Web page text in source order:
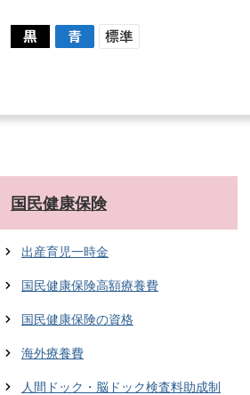
国民健康保険
出産育児一時金
国民健康保険高額療養費
国民健康保険の資格
海外療養費
人間ドック・脳ドック検査料助成制